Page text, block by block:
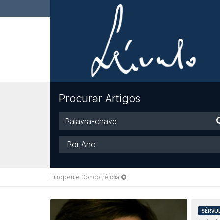
Procurar Artigos
Palavra-
chave
Ano
Europeu e Concorrência